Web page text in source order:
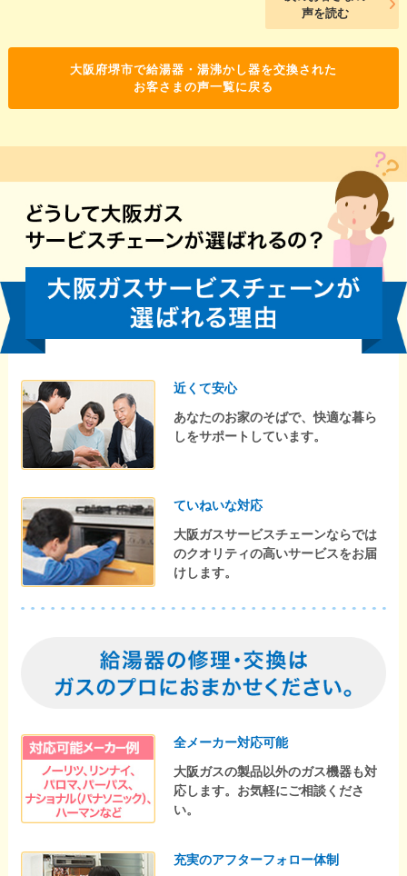
声を読む
大阪府堺市で給湯器・湯沸かし器を交換された
お客さまの声一覧に戻る
近くて安心
あなたのお家のそばで、快適な暮ら
しをサポートしています。
ていねいな対応
大阪ガスサービスチェーンならでは
のクオリティの高いサービスをお届
けします。
全メーカー対応可能
大阪ガスの製品以外のガス機器も対
応します。お気軽にご相談くださ
い。
充実のアフターフォロー体制